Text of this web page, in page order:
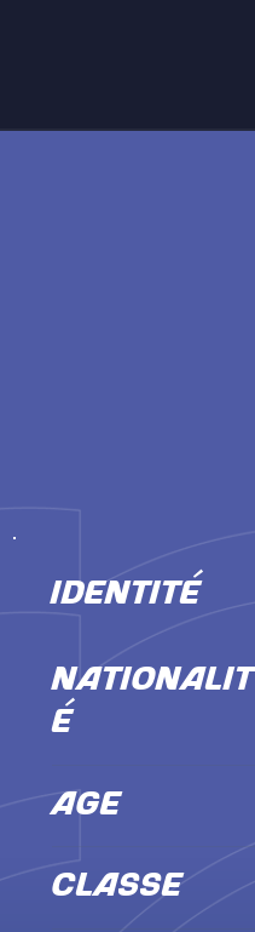
IDENTITÉ
CLASSE
ÂGE
NATIONALIT
É